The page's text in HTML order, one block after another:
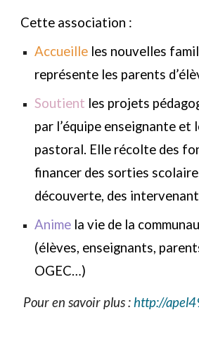
Cette association :
Accueille les nouvelles
représente les parents
Soutient les projets
par l’équipe enseignante et
pastoral. Elle récolte des
financer des sorties
découverte, des
Anime la vie de la
(élèves, enseignants,
OGEC…)
Pour en savoir plus : http://